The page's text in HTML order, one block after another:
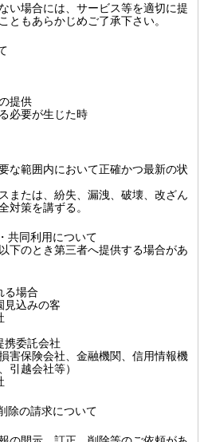
い場合には、サービス等を適切に提
ともあらかじめご了承下さい。
提供
必要が生じた時
な範囲内において正確かつ最新の状
または、紛失、漏洩、破壊、改ざん
対策を講ずる。
共同利用について
下のとき第三者へ提供する場合があ
る場合
込みの客
委託会社
保険会社、金融機関、信用情報機
引越会社等）
除の請求について